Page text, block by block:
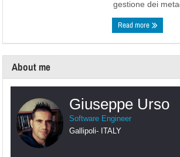
gestione dei
Read more
About me
Giuseppe Urso
Software Engineer
Gallipoli- ITALY